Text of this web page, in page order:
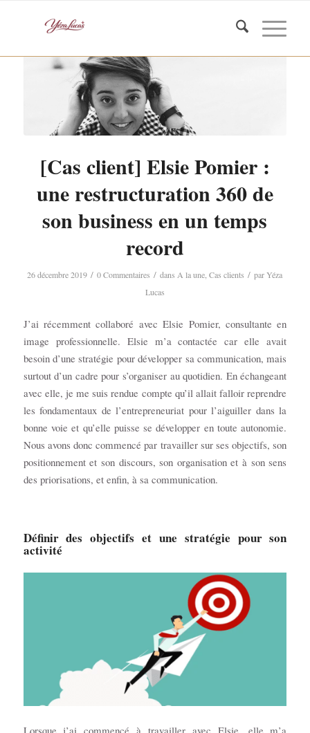
[Cas client] Elsie Pomier :
une restructuration 360 de
son business en un temps
record
26 décembre 2019 / 0 Commentaires / dansA la une,Cas clients / parYéza
Lucas
J’ai récemment collaboré avec Elsie Pomier, consultante en
image professionnelle. Elsie m’a contactée car elle avait
besoin d’une stratégie pour développer sa communication, mais
surtout d’un cadre pour s’organiser au quotidien. En échangeant
avec elle, je me suis rendue compte qu’il allait falloir reprendre
les fondamentaux de l’entrepreneuriat pour l’aiguiller dans la
bonne voie et qu’elle puisse se développer en toute autonomie.
Nous avons donc commencé par travailler sur ses objectifs, son
positionnement et son discours, son organisation et à son sens
des priorisations, et enfin, à sa communication.
Définir des objectifs et une stratégie pour son
activité
Lorsque j’ai commencé à travailler avec Elsie, elle m’a